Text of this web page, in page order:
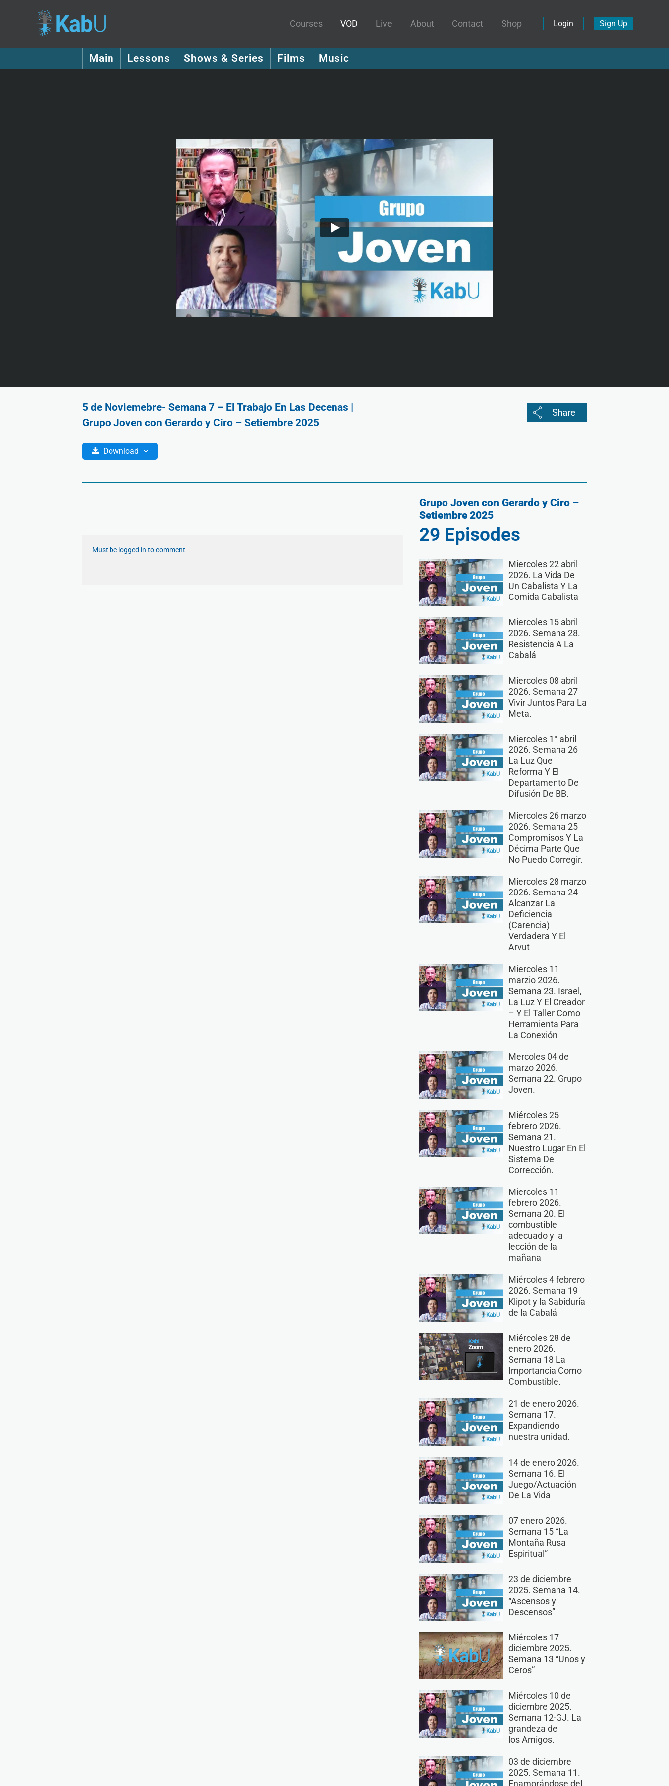
Courses VOD Live About Contact Shop Login Sign Up
Main Lessons Shows & Series Films Music
5 de Noviemebre- Semana 7 – El Trabajo En Las Decenas |
Grupo Joven con Gerardo y Ciro – Setiembre 2025
Download
Must be logged in to comment
Grupo Joven con Gerardo y Ciro –
Setiembre 2025
29 Episodes
Miercoles 22 abril
2026. La Vida De
Un Cabalista Y La
Comida Cabalista
Miercoles 15 abril
2026. Semana 28.
Resistencia A La
Cabalá
Miercoles 08 abril
2026. Semana 27
Vivir Juntos Para La
Meta.
Miercoles 1° abril
2026. Semana 26
La Luz Que
Reforma Y El
Departamento De
Difusión De BB.
Miercoles 26 marzo
2026. Semana 25
Compromisos Y La
Décima Parte Que
No Puedo Corregir.
Miercoles 28 marzo
2026. Semana 24
Alcanzar La
Deficiencia
(Carencia)
Verdadera Y El
Arvut
Miercoles 11
marzio 2026.
Semana 23. Israel,
La Luz Y El Creador
– Y El Taller Como
Herramienta Para
La Conexión
Mercoles 04 de
marzo 2026.
Semana 22. Grupo
Joven.
Miércoles 25
febrero 2026.
Semana 21.
Nuestro Lugar En El
Sistema De
Corrección.
Miercoles 11
febrero 2026.
Semana 20. El
combustible
adecuado y la
lección de la
mañana
Miércoles 4 febrero
2026. Semana 19
Klipot y la Sabiduría
de la Cabalá
Miércoles 28 de
enero 2026.
Semana 18 La
Importancia Como
Combustible.
21 de enero 2026.
Semana 17.
Expandiendo
nuestra unidad.
14 de enero 2026.
Semana 16. El
Juego/Actuación
De La Vida
07 enero 2026.
Semana 15 “La
Montaña Rusa
Espiritual”
23 de diciembre
2025. Semana 14.
“Ascensos y
Descensos”
Miércoles 17
diciembre 2025.
Semana 13 “Unos y
Ceros”
Miércoles 10 de
diciembre 2025.
Semana 12-GJ. La
grandeza de
los Amigos.
03 de diciembre
2025. Semana 11.
Enamorándose del